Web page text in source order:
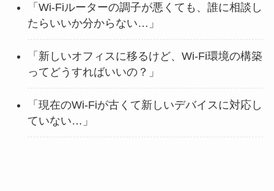
「Wi-Fiルーターの調子が悪くても、誰に相談し
たらいいか分からない…」
「新しいオフィスに移るけど、Wi-Fi環境の構築
ってどうすればいいの？」
「現在のWi-Fiが古くて新しいデバイスに対応し
ていない…」